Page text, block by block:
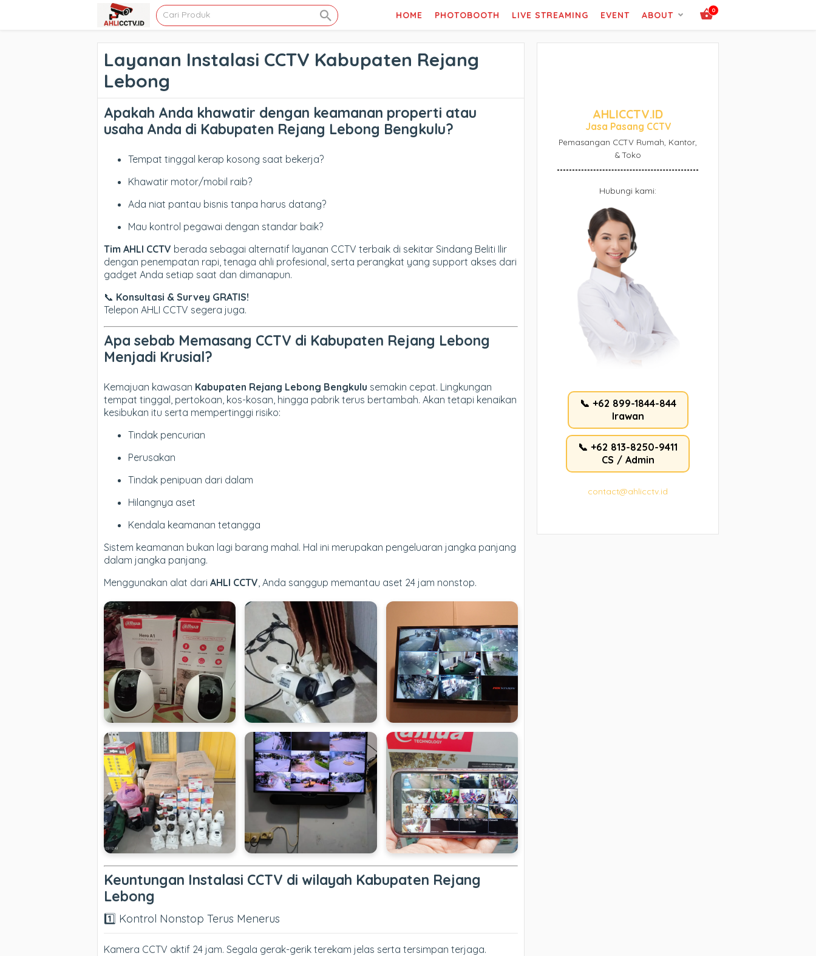
0
HOME PHOTOBOOTH LIVE STREAMING EVENT ABOUT
Layanan Instalasi CCTV Kabupaten Rejang
Lebong
Apakah Anda khawatir dengan keamanan properti atau
usaha Anda di Kabupaten Rejang Lebong Bengkulu?
Tempat tinggal kerap kosong saat bekerja?
Khawatir motor/mobil raib?
Ada niat pantau bisnis tanpa harus datang?
Mau kontrol pegawai dengan standar baik?
Tim AHLI CCTV berada sebagai alternatif layanan CCTV terbaik di sekitar Sindang Beliti Ilir
dengan penempatan rapi, tenaga ahli profesional, serta perangkat yang support akses dari
gadget Anda setiap saat dan dimanapun.
📞 Konsultasi & Survey GRATIS!
Telepon AHLI CCTV segera juga.
Apa sebab Memasang CCTV di Kabupaten Rejang Lebong
Menjadi Krusial?
Kemajuan kawasan Kabupaten Rejang Lebong Bengkulu semakin cepat. Lingkungan
tempat tinggal, pertokoan, kos-kosan, hingga pabrik terus bertambah. Akan tetapi kenaikan
kesibukan itu serta mempertinggi risiko:
Tindak pencurian
Perusakan
Tindak penipuan dari dalam
Hilangnya aset
Kendala keamanan tetangga
Sistem keamanan bukan lagi barang mahal. Hal ini merupakan pengeluaran jangka panjang
dalam jangka panjang.
Menggunakan alat dari AHLI CCTV, Anda sanggup memantau aset 24 jam nonstop.
Keuntungan Instalasi CCTV di wilayah Kabupaten Rejang
Lebong
1️⃣ Kontrol Nonstop Terus Menerus
Kamera CCTV aktif 24 jam. Segala gerak-gerik terekam jelas serta tersimpan terjaga.
AHLICCTV.ID
Jasa Pasang CCTV
Pemasangan CCTV Rumah, Kantor,
& Toko
Hubungi kami:
📞 +62 899-1844-844
Irawan
📞 +62 813-8250-9411
CS / Admin
contact@ahlicctv.id